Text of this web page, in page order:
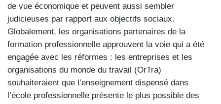
de vue économique et peuvent aussi sembler
judicieuses par rapport aux objectifs sociaux.
Globalement, les organisations partenaires de la
formation professionnelle approuvent la voie qui a été
engagée avec les réformes : les entreprises et les
organisations du monde du travail (OrTra)
souhaiteraient que l’enseignement dispensé dans
l’école professionnelle présente le plus possible des